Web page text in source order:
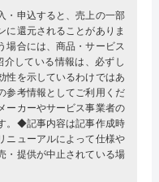
・申込すると、売上の一部
に還元されることがありま
場合には、商品・サービス
している情報は、必ずし
性を示しているわけではあ
参考情報としてご利用くだ
ーカーやサービス事業者の
。◆記事内容は記事作成時
ニューアルによって仕様や
・提供が中止されている場